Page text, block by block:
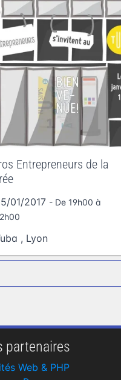
Entrepreneurs de la
01/2017 - De 19h00 à
, Lyon
partenaires
Web & PHP